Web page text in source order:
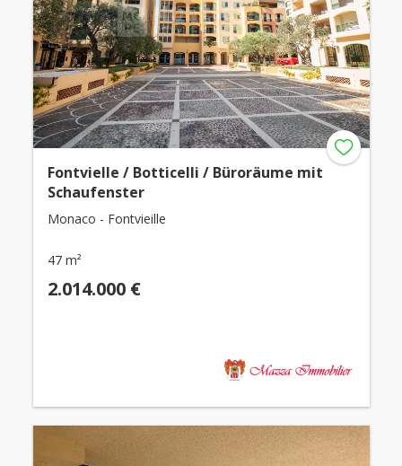
Fontvielle / Botticelli / Büroräume mit
Schaufenster
Monaco - Fontvieille
47 m²
2.014.000 €